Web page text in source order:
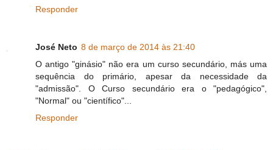
Responder
José Neto 8 de março de 2014 às 21:40
O antigo "ginásio" não era um curso secundário, más uma
sequência do primário, apesar da necessidade da
"admissão". O Curso secundário era o "pedagógico",
"Normal" ou "científico"...
Responder